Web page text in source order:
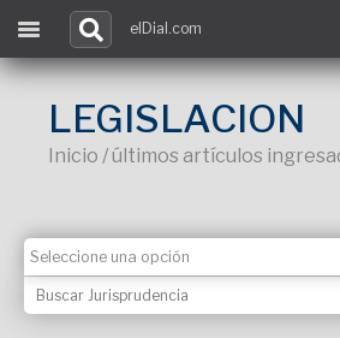
Contacto
elDial.com
LEGISLACION
Inicio / últimos artículos